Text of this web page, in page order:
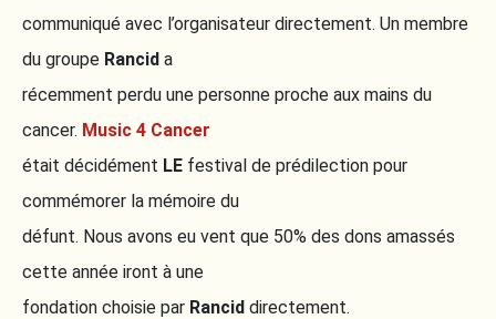
communiqué avec l’organisateur directement. Un membre
du groupe Rancid a
récemment perdu une personne proche aux mains du
cancer. Music 4 Cancer
était décidément LE festival de prédilection pour
commémorer la mémoire du
défunt. Nous avons eu vent que 50% des dons amassés
cette année iront à une
fondation choisie par Rancid directement.